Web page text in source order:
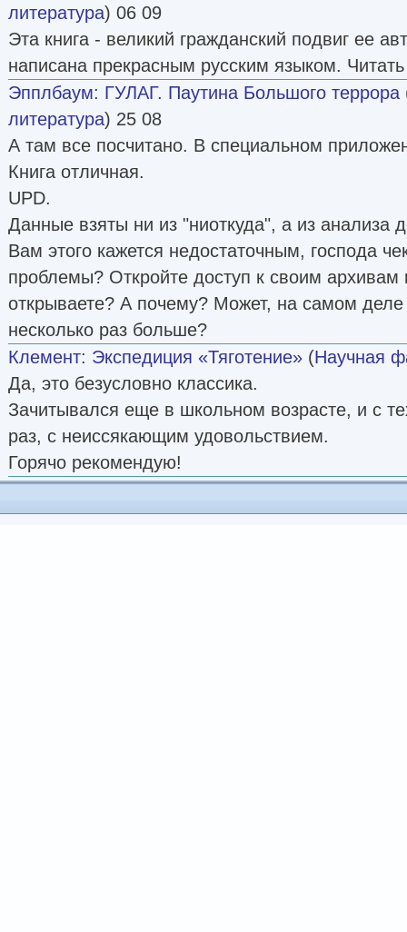
литература) 06 09
Эта книга - великий гражданский подвиг ее
написана прекрасным русским языком.
Эпплбаум: ГУЛАГ. Паутина Большого террора
литература) 25 08
А там все посчитано. В специальном
Книга отличная.
UPD.
Данные взяты ни из "ниоткуда", а из анализа
Вам этого кажется недостаточным, господа
проблемы? Откройте доступ к своим
открываете? А почему? Может, на самом
несколько раз больше?
Клемент: Экспедиция «Тяготение» (Научная
Да, это безусловно классика.
Зачитывался еще в школьном возрасте, и с
раз, с неиссякающим удовольствием.
Горячо рекомендую!